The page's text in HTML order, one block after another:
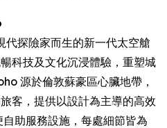
探險家而生的新一代太空艙
科技及文化沉浸體驗，重塑城
源於倫敦蘇豪區心臟地帶，
客，提供以設計為主導的高效
助服務設施，每處細節皆為